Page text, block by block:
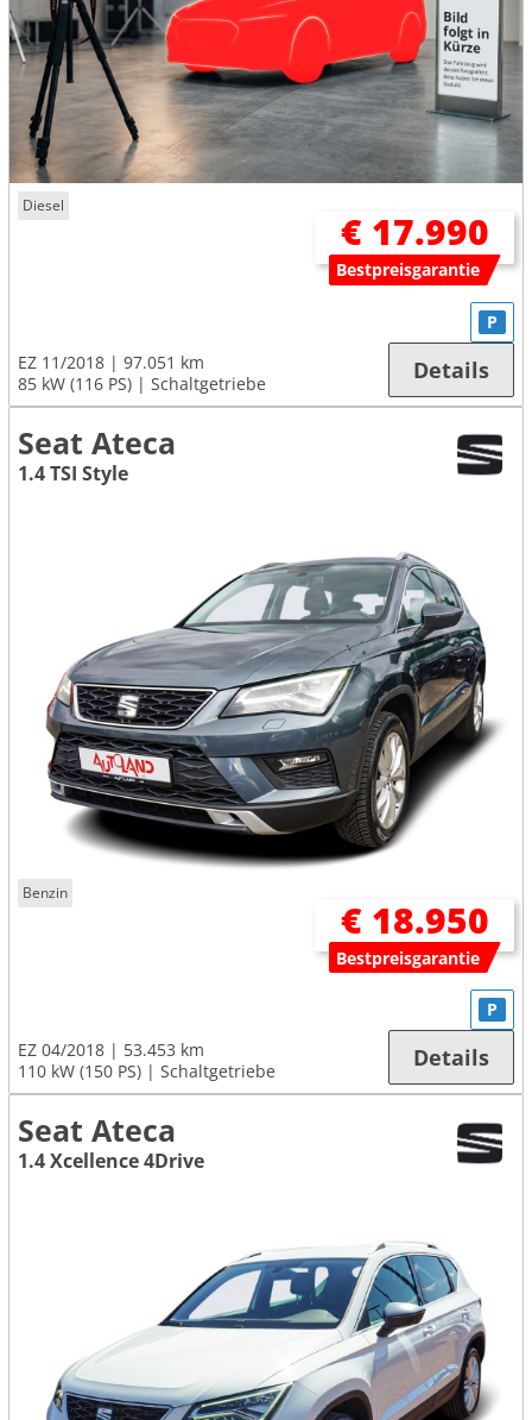
Diesel
€ 17.990
Bestpreisgarantie
EZ 11/2018
97.051 km
85 kW (116 PS)
Schaltgetriebe
P
Details
Seat Ateca
1.4 TSI Style
Benzin
€ 18.950
Bestpreisgarantie
EZ 04/2018
53.453 km
110 kW (150 PS)
Schaltgetriebe
P
Details
Seat Ateca
1.4 Xcellence 4Drive